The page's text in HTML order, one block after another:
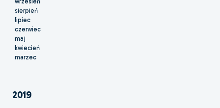
sierpień
lipiec
czerwiec
maj
kwiecień
marzec
2019